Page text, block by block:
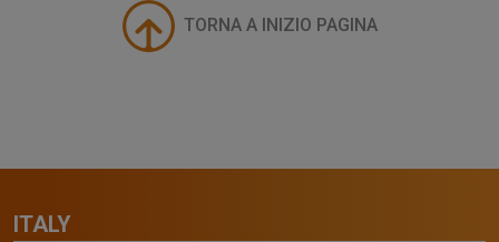
TORNA A INIZIO PAGINA
ITALY